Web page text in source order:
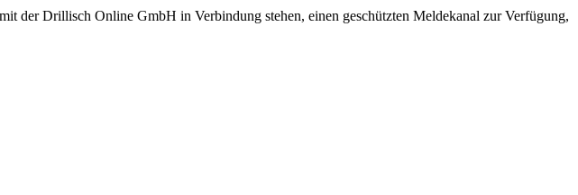
der Drillisch Online GmbH in Verbindung stehen, einen geschützten Meldekanal zur Verfügung,